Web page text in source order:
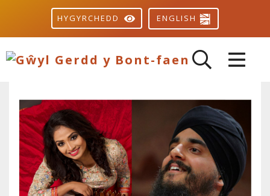
HYGYRCHEDD ENGLISH